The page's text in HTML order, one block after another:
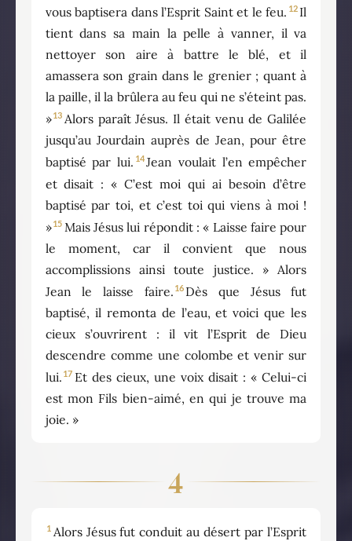
vous baptisera dans l’Esprit Saint et le feu. 12 Il
tient dans sa main la pelle à vanner, il va
nettoyer son aire à battre le blé, et il
amassera son grain dans le grenier ; quant à
la paille, il la brûlera au feu qui ne s’éteint pas.
»13 Alors paraît Jésus. Il était venu de Galilée
jusqu’au Jourdain auprès de Jean, pour être
baptisé par lui. 14Jean voulait l’en empêcher
et disait : « C’est moi qui ai besoin d’être
baptisé par toi, et c’est toi qui viens à moi !
»15 Mais Jésus lui répondit : « Laisse faire pour
le moment, car il convient que nous
accomplissions ainsi toute justice. » Alors
Jean le laisse faire. 16 Dès que Jésus fut
baptisé, il remonta de l’eau, et voici que les
cieux s’ouvrirent : il vit l’Esprit de Dieu
descendre comme une colombe et venir sur
lui. 17 Et des cieux, une voix disait : « Celui-ci
est mon Fils bien-aimé, en qui je trouve ma
joie. »
4
1 Alors Jésus fut conduit au désert par l’Esprit